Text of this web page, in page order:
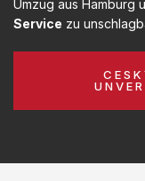
Umzug aus Hamburg
Service zu